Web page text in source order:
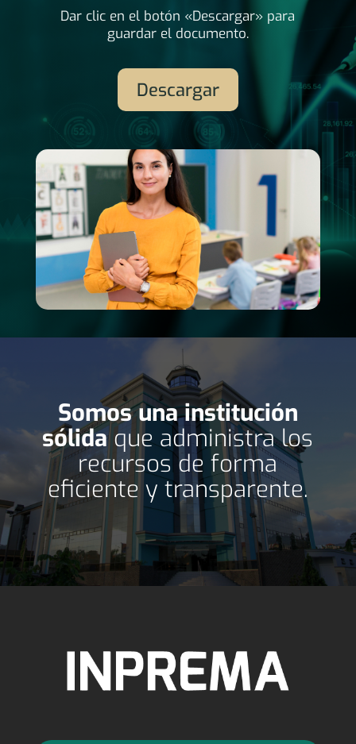
Dar clic en el botón «Descargar» para
guardar el documento.
Descargar
Somos una institución
sólidaque administra los
recursos de forma
eficiente y transparente.